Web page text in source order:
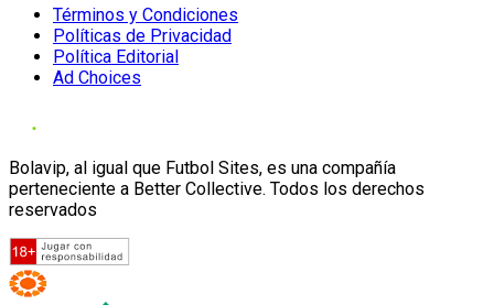
Términos y Condiciones
Políticas de Privacidad
Política Editorial
Ad Choices
Bolavip, al igual que Futbol Sites, es una compañía
perteneciente a Better Collective. Todos los derechos
reservados